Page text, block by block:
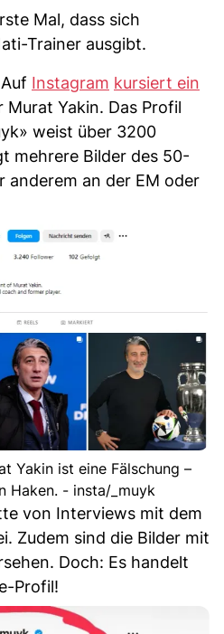
Mal, dass sich
Trainer ausgibt.
Instagram kursiert ein
Yakin. Das Profil
weist über 3200
mehrere Bilder des 50-
anderem an der EM oder
Yakin ist eine Fälschung –
Haken. - insta/_muyk
von Interviews mit dem
Zudem sind die Bilder mit
Doch: Es handelt
Profil!